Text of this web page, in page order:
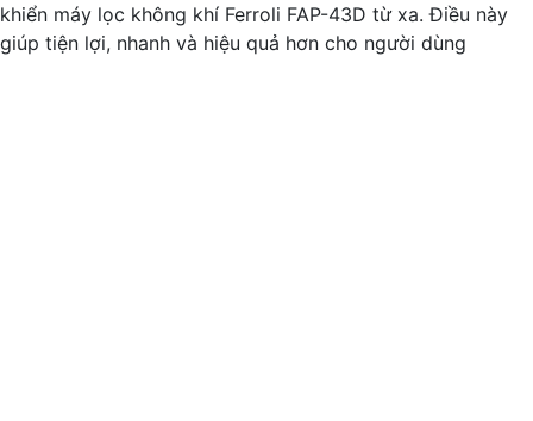
khiển máy lọc không khí Ferroli FAP-43D từ xa. Điều này
giúp tiện lợi, nhanh và hiệu quả hơn cho người dùng